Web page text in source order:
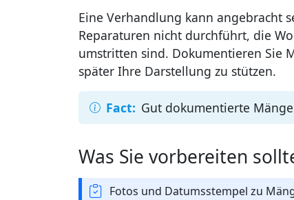
Eine Verhandlung kann angebracht
Reparaturen nicht durchführt, die
umstritten sind. Dokumentieren Sie
später Ihre Darstellung zu stützen.
Gut dokumentierte
Was Sie vorbereiten
Fotos und Datumsstempel zu